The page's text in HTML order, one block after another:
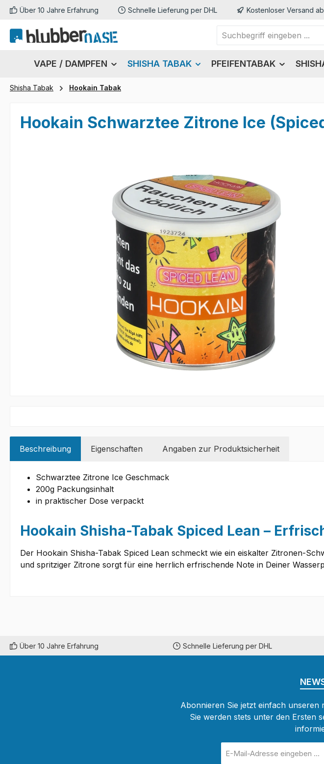
Hauptinhalt springen
Zur Suche springen
Zur Hauptnavigation springen
Über 10 Jahre Erfahrung Schnelle Lieferung per DHL Kostenloser Versand
VAPE / DAMPFEN SHISHA TABAK PFEIFENTABAK
Shisha Tabak Hookain Tabak
Hookain Schwarztee Zitrone Ice
Beschreibung Eigenschaften Angaben zur Produktsicherheit
Schwarztee Zitrone Ice Geschmack
200g Packungsinhalt
in praktischer Dose verpackt
Hookain Shisha-Tabak Spiced Lean –
Der Hookain Shisha-Tabak Spiced Lean schmeckt wie ein eiskalter Zitronen-
und spritziger Zitrone sorgt für eine herrlich erfrischende Note in Deiner
Über 10 Jahre Erfahrung Schnelle Lieferung per DHL
Abonnieren Sie jetzt einfach unseren
Sie werden stets unter den Ersten
Mail-